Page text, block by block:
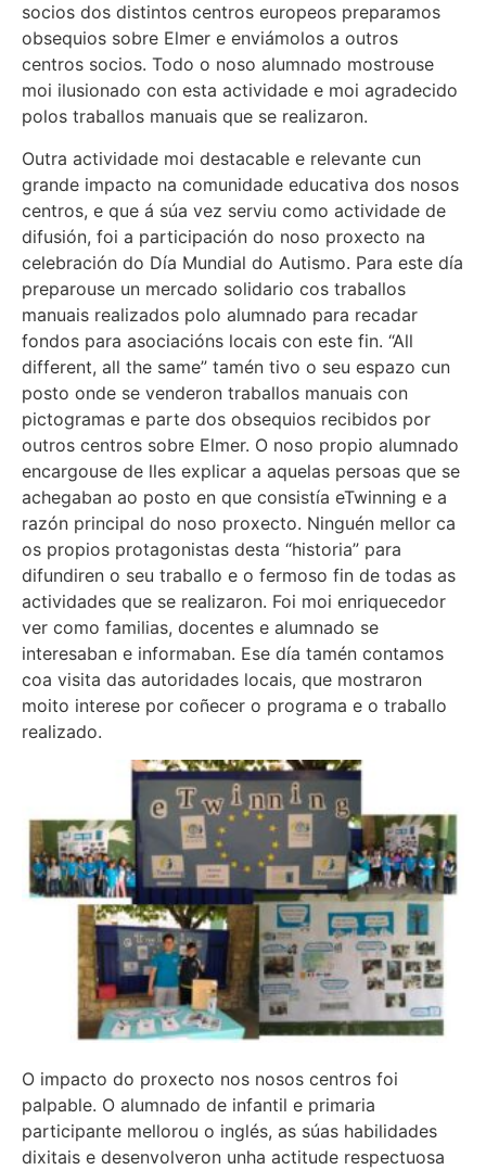
socios dos distintos centros europeos preparamos
obsequios sobre Elmer e enviámolos a outros
centros socios. Todo o noso alumnado mostrouse
moi ilusionado con esta actividade e moi agradecido
polos traballos manuais que se realizaron.
Outra actividade moi destacable e relevante cun
grande impacto na comunidade educativa dos nosos
centros, e que á súa vez serviu como actividade de
difusión, foi a participación do noso proxecto na
celebración do Día Mundial do Autismo. Para este día
preparouse un mercado solidario cos traballos
manuais realizados polo alumnado para recadar
fondos para asociacións locais con este fin. “All
different, all the same” tamén tivo o seu espazo cun
posto onde se venderon traballos manuais con
pictogramas e parte dos obsequios recibidos por
outros centros sobre Elmer. O noso propio alumnado
encargouse de lles explicar a aquelas persoas que se
achegaban ao posto en que consistía eTwinning e a
razón principal do noso proxecto. Ninguén mellor ca
os propios protagonistas desta “historia” para
difundiren o seu traballo e o fermoso fin de todas as
actividades que se realizaron. Foi moi enriquecedor
ver como familias, docentes e alumnado se
interesaban e informaban. Ese día tamén contamos
coa visita das autoridades locais, que mostraron
moito interese por coñecer o programa e o traballo
realizado.
O impacto do proxecto nos nosos centros foi
palpable. O alumnado de infantil e primaria
participante mellorou o inglés, as súas habilidades
dixitais e desenvolveron unha actitude respectuosa